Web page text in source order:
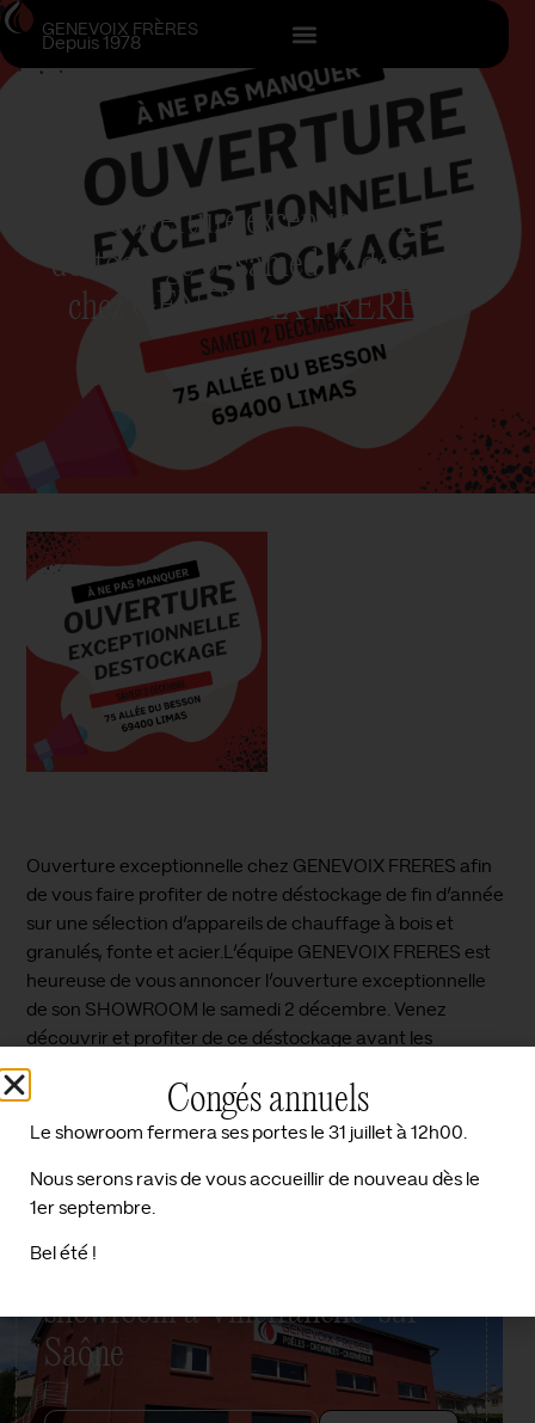
GENEVOIX FRÈRES
Depuis 1978
Ouverture exceptionnelle
déstockage ce samedi 2 décembre
chez GENEVOIX FRERES !!!
Ouverture exceptionnelle chez GENEVOIX FRERES afin
de vous faire profiter de notre déstockage de fin d’année
sur une sélection d’appareils de chauffage à bois et
granulés, fonte et acier.L’équipe GENEVOIX FRERES est
heureuse de vous annoncer l’ouverture exceptionnelle
de son SHOWROOM le samedi 2 décembre. Venez
découvrir et profiter de ce déstockage avant les
Fêtes.Au plaisir de vous recevoir !L’équipe GENEVOIX
FRERES75 allée du Besson, 69400 Limas
Prenez rendez-vous dans notre
showroom à Villefranche-sur-
Saône
Congés annuels
Le showroom fermera ses portes le 31 juillet à 12h00.
Nous serons ravis de vous accueillir de nouveau dès le
1er septembre.
Bel été !